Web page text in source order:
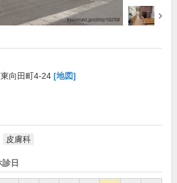
向田町4-24 [地図]
皮膚科
日